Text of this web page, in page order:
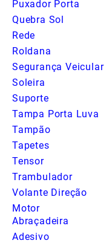
Puxador Porta
Quebra Sol
Rede
Roldana
Segurança Veicular
Soleira
Suporte
Tampa Porta Luva
Tampão
Tapetes
Tensor
Trambulador
Volante Direção
Motor
Abraçadeira
Adesivo